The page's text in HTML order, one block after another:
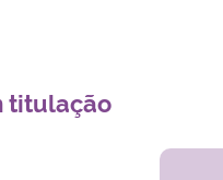
titulação